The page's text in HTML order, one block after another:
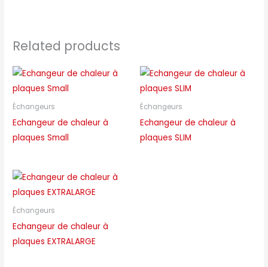
Related products
Échangeurs
Echangeur de chaleur à
plaques Small
Échangeurs
Echangeur de chaleur à
plaques SLIM
Échangeurs
Echangeur de chaleur à
plaques EXTRALARGE